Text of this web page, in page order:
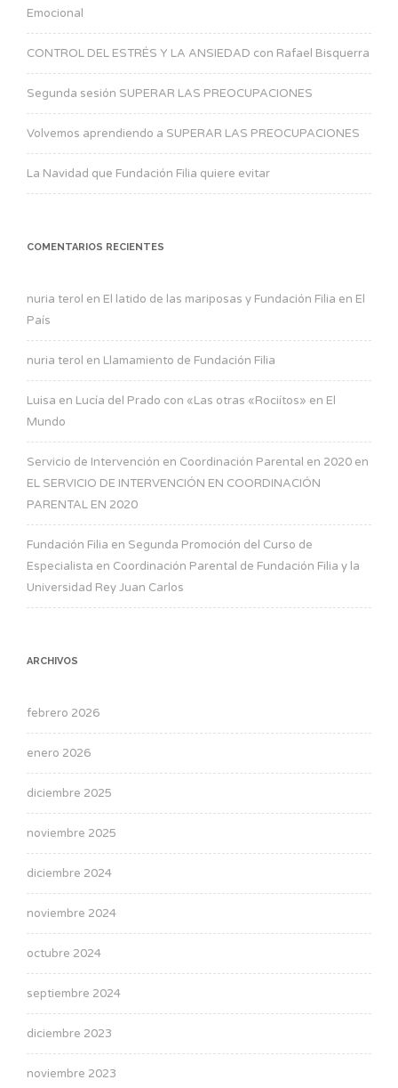
Emocional
CONTROL DEL ESTRÉS Y LA ANSIEDAD con Rafael Bisquerra
Segunda sesión SUPERAR LAS PREOCUPACIONES
Volvemos aprendiendo a SUPERAR LAS PREOCUPACIONES
La Navidad que Fundación Filia quiere evitar
COMENTARIOS RECIENTES
nuria terol en El latido de las mariposas y Fundación Filia en El
País
nuria terol en Llamamiento de Fundación Filia
Luisa en Lucía del Prado con «Las otras «Rociítos» en El
Mundo
Servicio de Intervención en Coordinación Parental en 2020 en
EL SERVICIO DE INTERVENCIÓN EN COORDINACIÓN
PARENTAL EN 2020
Fundación Filia en Segunda Promoción del Curso de
Especialista en Coordinación Parental de Fundación Filia y la
Universidad Rey Juan Carlos
ARCHIVOS
febrero 2026
enero 2026
diciembre 2025
noviembre 2025
diciembre 2024
noviembre 2024
octubre 2024
septiembre 2024
diciembre 2023
noviembre 2023